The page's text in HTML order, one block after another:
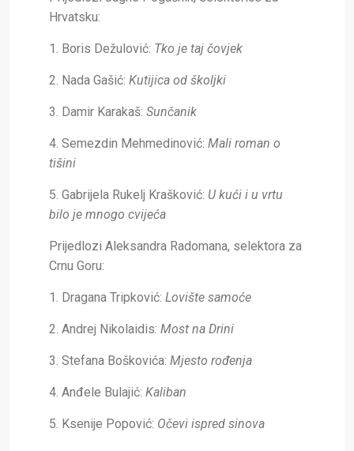
Hrvatsku:
1. Boris Dežulović: Tko je taj čovjek
2. Nada Gašić: Kutijica od školjki
3. Damir Karakaš: Sunčanik
4. Semezdin Mehmedinović: Mali roman o
tišini
5. Gabrijela Rukelj Krašković: U kući i u vrtu
bilo je mnogo cvijeća
Prijedlozi Aleksandra Radomana, selektora za
Crnu Goru:
1. Dragana Tripković: Lovište samoće
2. Andrej Nikolaidis: Most na Drini
3. Stefana Boškovića: Mjesto rođenja
4. Anđele Bulajić: Kaliban
5. Ksenije Popović: Očevi ispred sinova